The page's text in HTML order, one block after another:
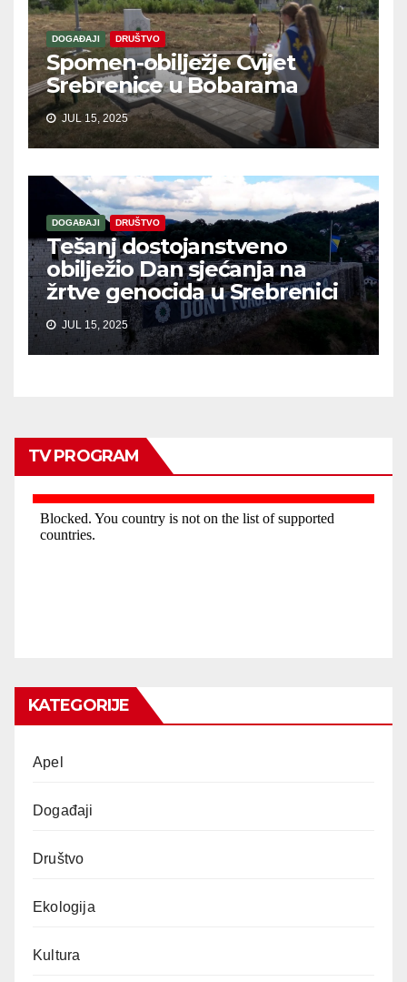
DOGAĐAJI DRUŠTVO
Spomen-obilježje Cvijet
Srebrenice u Bobarama
JUL 15, 2025
DOGAĐAJI DRUŠTVO
Tešanj dostojanstveno
obilježio Dan sjećanja na
žrtve genocida u Srebrenici
JUL 15, 2025
TV PROGRAM
KATEGORIJE
Apel
Događaji
Društvo
Ekologija
Kultura